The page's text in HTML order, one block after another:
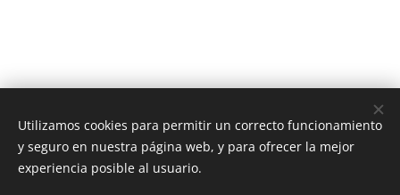
AS Digital News
Utilizamos cookies para permitir un correcto funcionamiento
y seguro en nuestra página web, y para ofrecer la mejor
experiencia posible al usuario.